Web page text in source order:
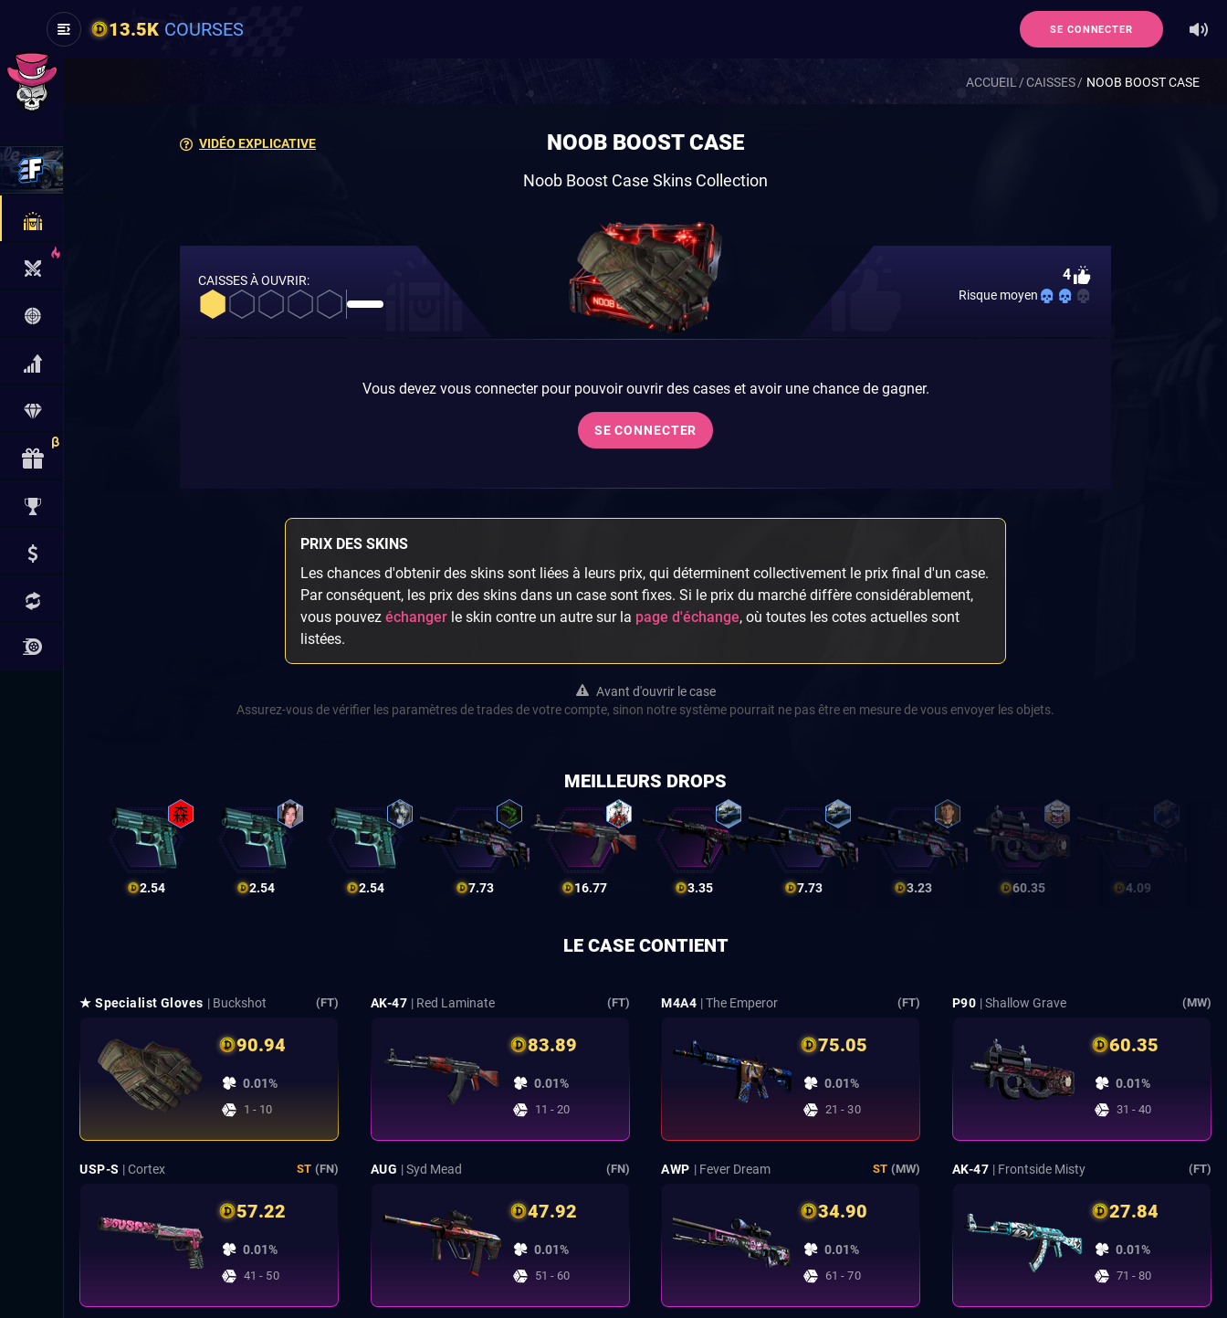
13.5K COURSES SE CONNECTER
ACCUEIL CAISSES NOOB BOOST CASE
VIDÉO EXPLICATIVE NOOB BOOST CASE
Noob Boost Case Skins Collection
CAISSES À OUVRIR: 4
Risque moyen
Vous devez vous connecter pour pouvoir ouvrir des cases et avoir une chance de gagner.
SE CONNECTER
PRIX DES SKINS
Les chances d'obtenir des skins sont liées à leurs prix, qui déterminent collectivement le prix final d'un case.
Par conséquent, les prix des skins dans un case sont fixes. Si le prix du marché diffère considérablement,
vous pouvez échanger le skin contre un autre sur la page d'échange, où toutes les cotes actuelles sont
listées.
Avant d'ouvrir le case
Assurez-vous de vérifier les paramètres de trades de votre compte, sinon notre système pourrait ne pas être en mesure de vous envoyer les objets.
MEILLEURS DROPS
2.54 2.54 2.54 7.73 16.77 3.35 7.73 3.23 60.35 4.09
LE CASE CONTIENT
★ Specialist Gloves | Buckshot (FT)
90.94
0.01%
1 - 10
AK-47 | Red Laminate (FT)
83.89
0.01%
11 - 20
M4A4 | The Emperor (FT)
75.05
0.01%
21 - 30
P90 | Shallow Grave (MW)
60.35
0.01%
31 - 40
USP-S | Cortex ST (FN)
57.22
0.01%
41 - 50
AUG | Syd Mead (FN)
47.92
0.01%
51 - 60
AWP | Fever Dream ST (MW)
34.90
0.01%
61 - 70
AK-47 | Frontside Misty (FT)
27.84
0.01%
71 - 80